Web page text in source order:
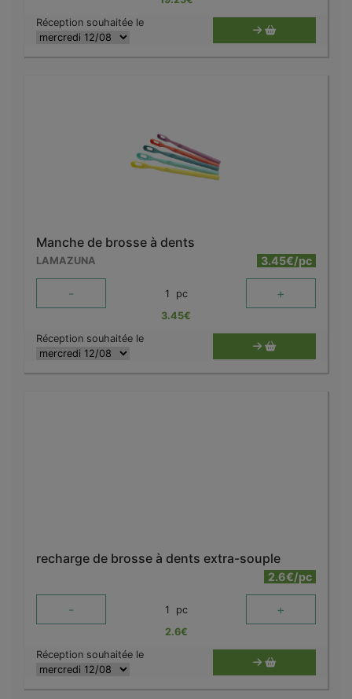
Réception souhaitée le
Manche de brosse à dents
LAMAZUNA 3.45€/pc
- 1 pc +
3.45€
Réception souhaitée le
recharge de brosse à dents extra-souple
2.6€/pc
- 1 pc +
2.6€
Réception souhaitée le